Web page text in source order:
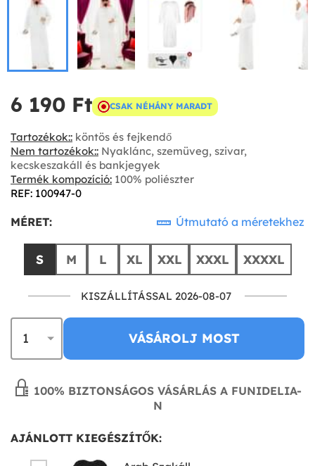
6 190 Ft‎ CSAK NÉHÁNY MARADT
Tartozékok:: köntös és fejkendő
Nem tartozékok:: Nyaklánc, szemüveg, szivar,
kecskeszakáll és bankjegyek
Termék kompozíció: 100% poliészter
REF: 100947-0
MÉRET: Útmutató a méretekhez
S M L XL XXL XXXL XXXXL
KISZÁLLÍTÁSSAL 2026-08-07
VÁSÁROLJ MOST
100% BIZTONSÁGOS VÁSÁRLÁS A FUNIDELIA-
N
AJÁNLOTT KIEGÉSZÍTŐK: